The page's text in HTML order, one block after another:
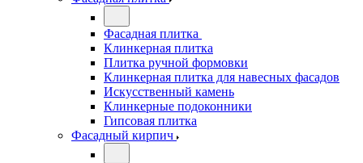
Фасадная плитка
Клинкерная плитка
Плитка ручной формовки
Клинкерная плитка для навесных фасадов
Искусственный камень
Клинкерные подоконники
Гипсовая плитка
Фасадный кирпич